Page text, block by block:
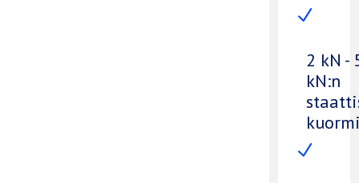
N
2 kN -
kN:n
N